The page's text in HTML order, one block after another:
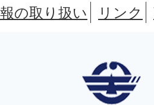
の取り扱い リンク